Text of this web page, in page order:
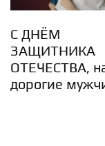
С ДНЁМ
ЗАЩИТНИКА
ОТЕЧЕСТВА,
дорогие